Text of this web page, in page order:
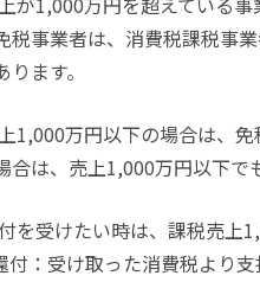
税事業者は、消費税課税事
ます。
1,000万円以下の場合は、
合は、売上1,000万円以下で
を受けたい時は、課税売上
付：受け取った消費税より